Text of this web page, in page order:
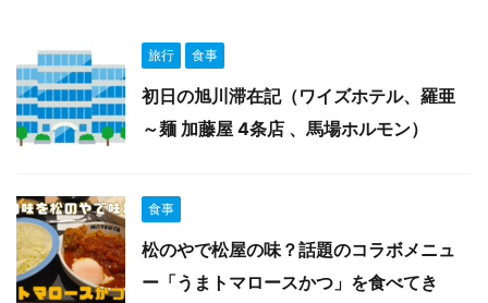
旅行 食事
初日の旭川滞在記（ワイズホテル、羅亜
～麺 加藤屋 4条店 、馬場ホルモン）
食事
松のやで松屋の味？話題のコラボメニュ
ー「うまトマロースかつ」を食べてき